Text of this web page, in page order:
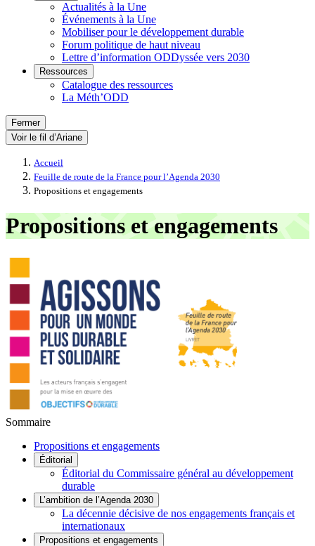
Actualités à la Une
Événements à la Une
Mobiliser pour le développement durable
Forum politique de haut niveau
Lettre d’information ODDyssée vers 2030
Ressources
Catalogue des ressources
La Méth’ODD
Fermer
Voir le fil d’Ariane
Accueil
Feuille de route de la France pour l’Agenda 2030
Propositions et engagements
Propositions et engagements
Sommaire
Propositions et engagements
Éditorial
Éditorial du Commissaire général au développement
durable
L’ambition de l’Agenda 2030
La décennie décisive de nos engagements français et
internationaux
Propositions et engagements